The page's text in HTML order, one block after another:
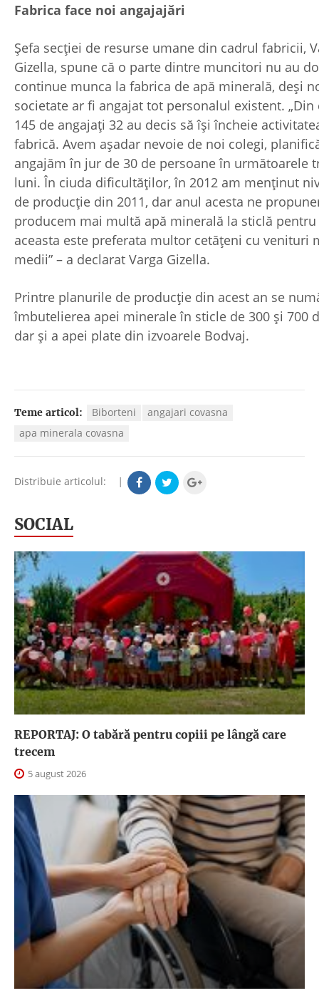
Fabrica face noi angajajări
Șefa secției de resurse umane din cadrul fabricii,
Gizella, spune că o parte dintre muncitori nu au
continue munca la fabrica de apă minerală, deși
societate ar fi angajat tot personalul existent. „Din
145 de angajați 32 au decis să își încheie
fabrică. Avem așadar nevoie de noi colegi,
angajăm în jur de 30 de persoane în următoarele
luni. În ciuda dificultăților, în 2012 am menținut
de producție din 2011, dar anul acesta ne
producem mai multă apă minerală la sticlă pentru
aceasta este preferata multor cetățeni cu venituri
medii” – a declarat Varga Gizella.
Printre planurile de producție din acest an se
îmbutelierea apei minerale în sticle de 300 și 700
dar și a apei plate din izvoarele Bodvaj.
Teme articol: Biborteni
angajari covasna
apa minerala covasna
Distribuie articolul: |
SOCIAL
REPORTAJ: O tabără pentru copiii pe lângă care
trecem
5 august 2026